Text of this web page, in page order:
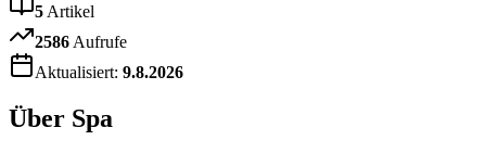
5 Artikel
2586 Aufrufe
Aktualisiert: 9.8.2026
Über Spa